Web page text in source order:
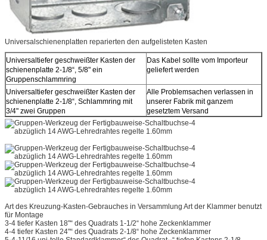
Universalschienenplatten reparierten den aufgelisteten Kasten
Universaltiefer geschweißter Kasten der
schienenplatte 2-1/8“, 5/8" ein
Gruppenschlammring
Das Kabel sollte vom Importeur
geliefert werden
Universaltiefer geschweißter Kasten der
schienenplatte 2-1/8“, Schlammring mit
3/4" zwei Gruppen
Alle Problemsachen verlassen in
unserer Fabrik mit ganzem
gesetztem Versand
Art des Kreuzung-Kasten-Gebrauches in Versammlung Art der Klammer benutzt
für Montage
3-4 tiefer Kasten 18"“ des Quadrats 1-1/2“ hohe Zeckenklammer
4-4 tiefer Kasten 24"“ des Quadrats 2-1/8“ hohe Zeckenklammer